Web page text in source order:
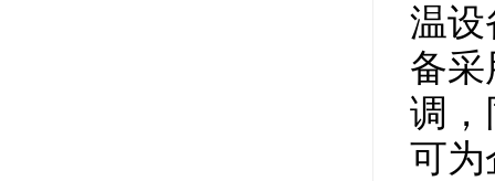
温设
备
调，
可为